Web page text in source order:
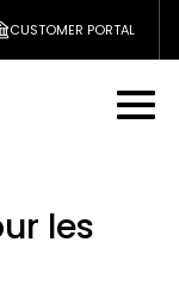
CUSTOMER PORTAL
les